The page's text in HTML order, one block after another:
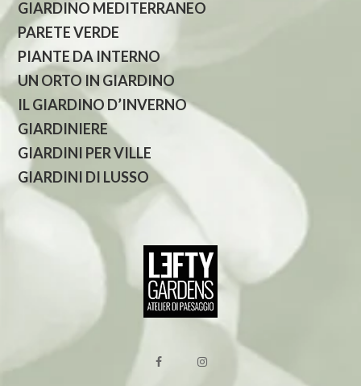
GIARDINO MEDITERRANEO
PARETE VERDE
PIANTE DA INTERNO
UN ORTO IN GIARDINO
IL GIARDINO D’INVERNO
GIARDINIERE
GIARDINI PER VILLE
GIARDINI DI LUSSO